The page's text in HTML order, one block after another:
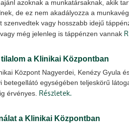
azoknak a munkatársaknak, akik
de ez nem akadályozza a
szenvedtek vagy hosszabb idejű
még jelenleg is táppénzen vannak
a Klinikai Központban
Központ Nagyerdei, Kenézy Gyula
betegellátó egységében teljeskörű
érvényes. Részletek.
a Klinikai Központban